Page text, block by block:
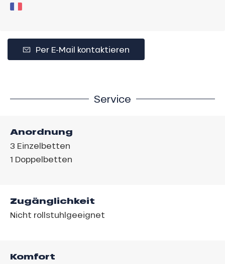
Per E-Mail kontaktieren
Service
Anordnung
3 Einzelbetten
1 Doppelbetten
Zugänglichkeit
Nicht rollstuhlgeeignet
Komfort